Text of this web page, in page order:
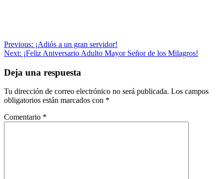
Navegación
de
entradas
Previous: ¡Adiós a un gran servidor!
Next: ¡Feliz Aniversario Adulto Mayor Señor de los Milagros!
Deja una respuesta
Tu dirección de correo electrónico no será publicada. Los campos
obligatorios están marcados con *
Comentario *